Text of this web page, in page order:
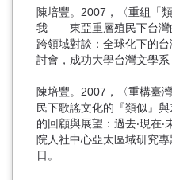
陳培豐。2007，〈重組「
我——東亞重層殖民下台灣
跨領域對談：全球化下的
討會，成功大學台灣文學
陳培豐。2007，〈重構臺
民下歌謠文化的『類似』
的回顧與展望：過去‧現在
院人社中心亞太區域研究
日。